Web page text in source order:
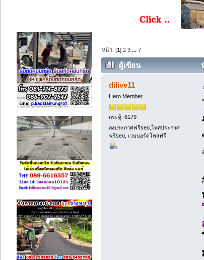
หน้า: [1]2 3 ...7
ผู้เขียน
1716 ครั้ง)
dilive11
Hero Member
กระทู้: 6179
ลงประกาศฟรีseo,โพสประกาศ
ฟรีseo, เวบบอร์ดโพสฟรี
«